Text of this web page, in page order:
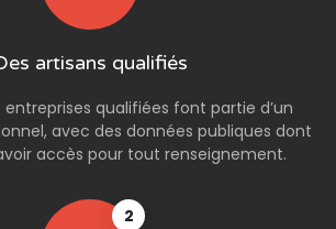
artisans qualifiés
entreprises qualifiées font partie d’un
avec des données publiques dont
accès pour tout renseignement.
2